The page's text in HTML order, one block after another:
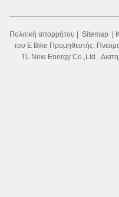
Πολιτική απορρήτου | Sitemap |
του E Bike Προμηθευτής.
TL New Energy Co.,Ltd .